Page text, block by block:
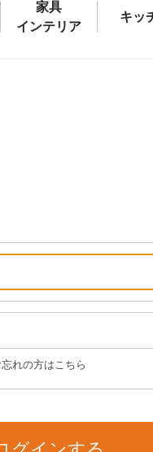
家具
インテリア
キッ
れの方はこちら